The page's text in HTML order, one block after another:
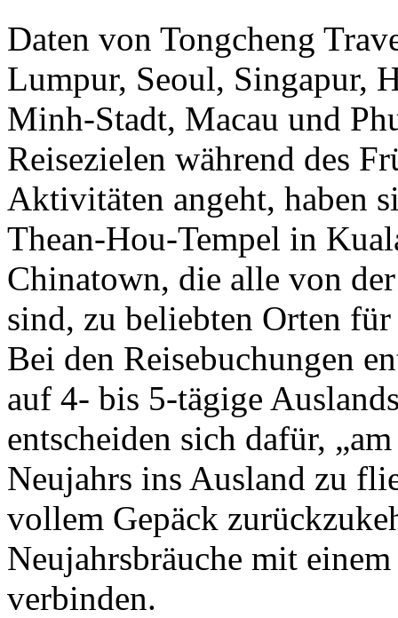
Daten von Tongcheng
Lumpur, Seoul, Singapur,
Minh-Stadt, Macau und
Reisezielen während des
Aktivitäten angeht, haben
Thean-Hou-Tempel in
Chinatown, die alle von
sind, zu beliebten Orten
Bei den Reisebuchungen
auf 4- bis 5-tägige
entscheiden sich dafür,
Neujahrs ins Ausland zu
vollem Gepäck
Neujahrsbräuche mit
verbinden.